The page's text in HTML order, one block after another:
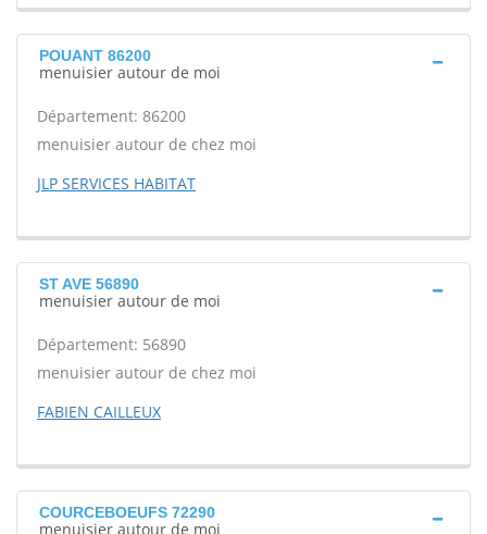
POUANT 86200
menuisier autour de moi
Département: 86200
menuisier autour de chez moi
JLP SERVICES HABITAT
ST AVE 56890
menuisier autour de moi
Département: 56890
menuisier autour de chez moi
FABIEN CAILLEUX
COURCEBOEUFS 72290
menuisier autour de moi